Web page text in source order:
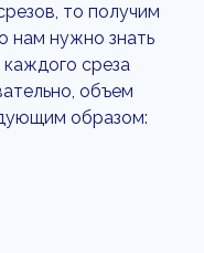
то получим
нам нужно знать
среза
объем
образом: